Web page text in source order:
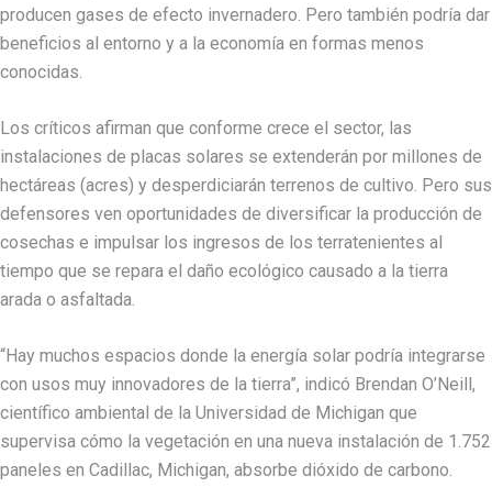
producen gases de efecto invernadero. Pero también podría dar
beneficios al entorno y a la economía en formas menos
conocidas.
Los críticos afirman que conforme crece el sector, las
instalaciones de placas solares se extenderán por millones de
hectáreas (acres) y desperdiciarán terrenos de cultivo. Pero sus
defensores ven oportunidades de diversificar la producción de
cosechas e impulsar los ingresos de los terratenientes al
tiempo que se repara el daño ecológico causado a la tierra
arada o asfaltada.
“Hay muchos espacios donde la energía solar podría integrarse
con usos muy innovadores de la tierra”, indicó Brendan O’Neill,
científico ambiental de la Universidad de Michigan que
supervisa cómo la vegetación en una nueva instalación de 1.752
paneles en Cadillac, Michigan, absorbe dióxido de carbono.